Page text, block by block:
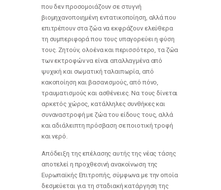
που δεν προσομοιάζουν σε στυγνή
βιομηχανοποιημένη εντατικοποίηση, αλλά που
επιτρέπουν στα ζώα να εκφράζουν ελεύθερα
τη συμπεριφορά που τους υπαγορεύει η φύση
τους. Ζητούν, ολοένα και περισσότερο, τα ζώα
των εκτροφών να είναι απαλλαγμένα από
ψυχική και σωματική ταλαιπωρία, από
κακοποίηση και βασανισμούς, από πόνο,
τραυματισμούς και ασθένειες. Να τους δίνεται
αρκετός χώρος, κατάλληλες συνθήκες και
συναναστροφή με ζώα του είδους τους, αλλά
και αδιάλειπτη πρόσβαση σε ποιοτική τροφή
και νερό.
Απόδειξη της επέλασης αυτής της νέας τάσης
αποτελεί η προχθεσινή ανακοίνωση της
Ευρωπαϊκής Επιτροπής, σύμφωνα με την οποία
δεσμεύεται για τη σταδιακή κατάργηση της